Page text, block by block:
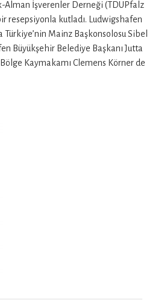
Alman İşverenler Derneği (TDUPfalz
resepsiyonla kutladı. Ludwigshafen
Türkiye’nin Mainz Başkonsolosu Sibel
Büyükşehir Belediye Başkanı Jutta
Kaymakamı Clemens Körner de